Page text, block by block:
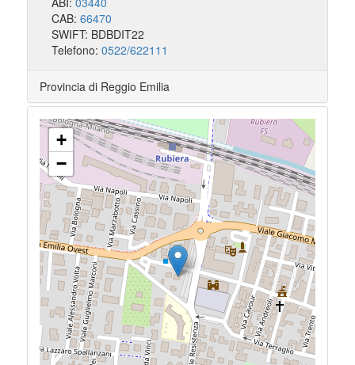
CAB: 66470
SWIFT: BDBDIT22
Telefono: 0522/622111
Provincia di Reggio Emilia
+
−